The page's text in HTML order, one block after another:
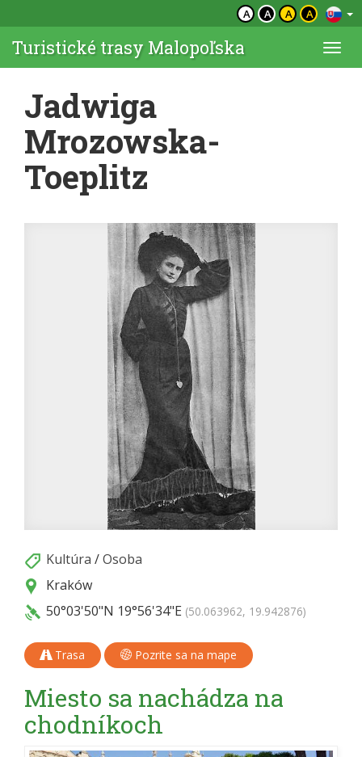
A A A A
Turistické trasy Malopoľska
Jadwiga
Mrozowska-
Toeplitz
Kultúra /Osoba
Kraków
50°03'50"N 19°56'34"E (50.063962, 19.942876)
Trasa Pozrite sa na mape
Miesto sa nachádza na
chodníkoch